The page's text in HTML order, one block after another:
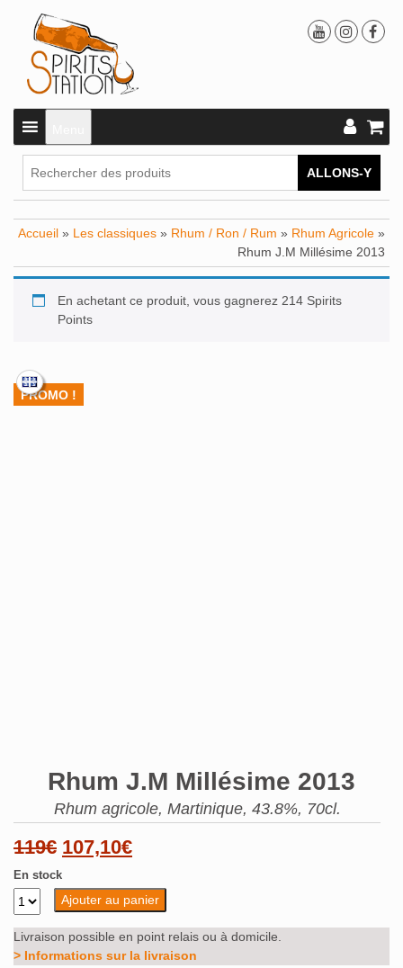
ALLONS-Y
Accueil » Les classiques » Rhum / Ron / Rum » Rhum Agricole »
Rhum J.M Millésime 2013
En achetant ce produit, vous gagnerez 214 Spirits
Points
PROMO !
Rhum J.M Millésime 2013
Rhum agricole, Martinique, 43.8%, 70cl.
119€ Le
prix
initial
était :
107,10€Le
actuel
est :
En stock
Ajouter au panier
Livraison possible en point relais ou à domicile.
> Informations sur la livraison